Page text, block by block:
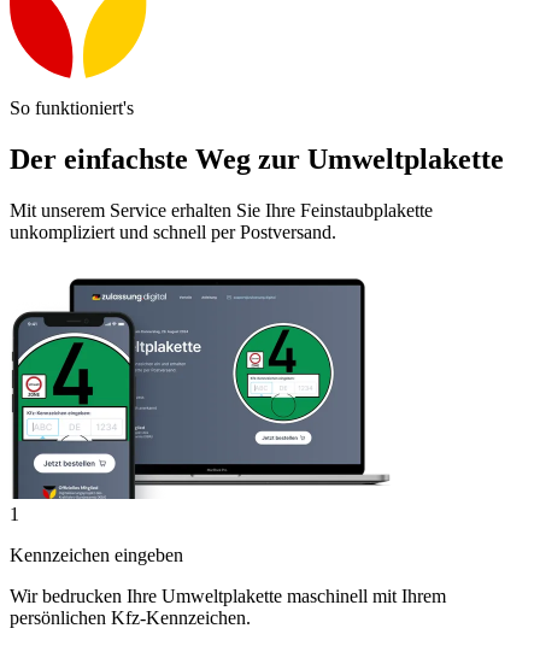
So funktioniert's
Der einfachste Weg zur Umweltplakette
Mit unserem Service erhalten Sie Ihre Feinstaubplakette
unkompliziert und schnell per Postversand.
1
Kennzeichen eingeben
Wir bedrucken Ihre Umweltplakette maschinell mit Ihrem
persönlichen Kfz-Kennzeichen.